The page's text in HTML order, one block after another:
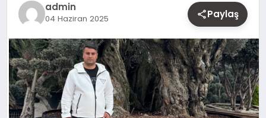
admin
04 Haziran 2025 Paylaş